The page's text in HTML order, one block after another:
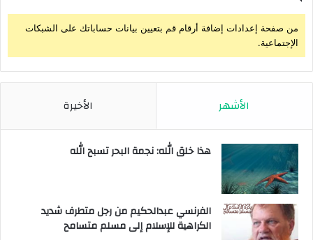
من صفحة إعدادات إضافة أرقام قم بتعيين بيانات حساباتك على الشبكات
الإجتماعية.
الأشهر الأخيرة
هذا خلق الله: نجمة البحر تسبح الله
الفرنسي عبدالحكيم من رجل متطرف شديد
الكراهية للإسلام إلى مسلم متسامح